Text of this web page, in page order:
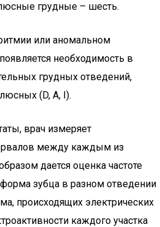
грудные – шесть.
или аномальном
необходимость в
грудных отведений,
(D, А, I).
врач измеряет
между каждым из
дается оценка частоте
зубца в разном отведении
происходящих электрических
каждого участка